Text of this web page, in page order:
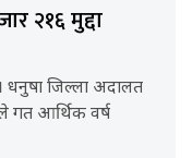
२१६ मुद्दा
जिल्ला अदालत
गत आर्थिक वर्ष